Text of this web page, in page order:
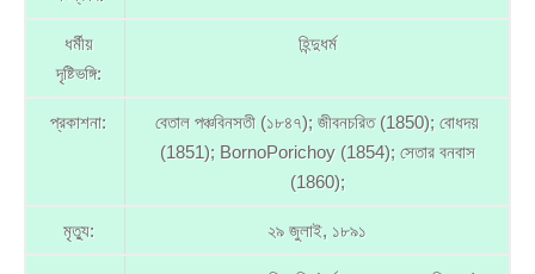
ধর্মীয়
দৃষ্টিভঙ্গি:
হিন্দুধর্ম
প্রকাশনা:
বেতাল পঞ্চবিনসতী (১৮৪৭); জীবনচরিত (1850); বোধদয়
(1851); BornoPorichoy (1854); সেতার বনবাস
(1860);
মৃত্যু: ২৯ জুলাই, ১৮৯১